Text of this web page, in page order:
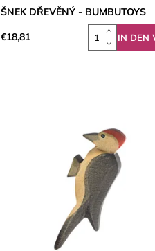
ŠNEK DŘEVĚNÝ - BUMBUTOYS
€18,81